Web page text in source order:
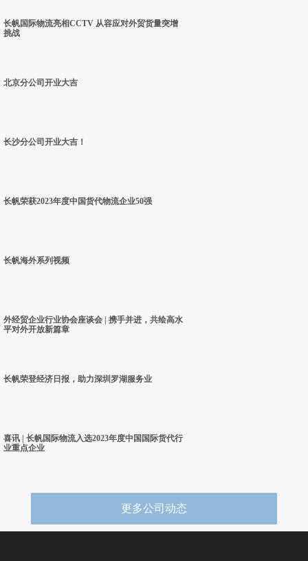
长帆国际物流亮相CCTV 从容应对外贸货量突增
挑战
北京分公司开业大吉
长沙分公司开业大吉！
长帆荣获2023年度中国货代物流企业50强
长帆海外系列视频
外经贸企业行业协会座谈会 | 携手并进，共绘高水
平对外开放新篇章
长帆荣登经济日报，助力深圳罗湖服务业
喜讯 | 长帆国际物流入选2023年度中国国际货代行
业重点企业
更多公司动态